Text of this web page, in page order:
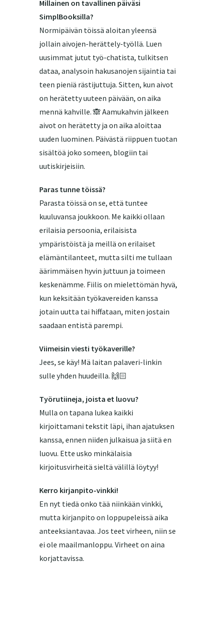
Millainen on tavallinen päiväsi
SimplBooksilla?
Normipäivän töissä aloitan yleensä
jollain aivojen-herättely-työllä. Luen
uusimmat jutut työ-chatista, tulkitsen
dataa, analysoin hakusanojen sijaintia tai
teen pieniä rästijuttuja. Sitten, kun aivot
on herätetty uuteen päivään, on aika
mennä kahville. 🙈 Aamukahvin jälkeen
aivot on herätetty ja on aika aloittaa
uuden luominen. Päivästä riippuen tuotan
sisältöä joko someen, blogiin tai
uutiskirjeisiin.
Paras tunne töissä?
Parasta töissä on se, että tuntee
kuuluvansa joukkoon. Me kaikki ollaan
erilaisia persoonia, erilaisista
ympäristöistä ja meillä on erilaiset
elämäntilanteet, mutta silti me tullaan
äärimmäisen hyvin juttuun ja toimeen
keskenämme. Fiilis on mielettömän hyvä,
kun keksitään työkavereiden kanssa
jotain uutta tai hiffataan, miten jostain
saadaan entistä parempi.
Viimeisin viesti työkaverille?
Jees, se käy! Mä laitan palaveri-linkin
sulle yhden huudeilla. 🙌🏻
Työrutiineja, joista et luovu?
Mulla on tapana lukea kaikki
kirjoittamani tekstit läpi, ihan ajatuksen
kanssa, ennen niiden julkaisua ja siitä en
luovu. Ette usko minkälaisia
kirjoitusvirheitä sieltä välillä löytyy!
Kerro kirjanpito-vinkki!
En nyt tiedä onko tää niinkään vinkki,
mutta kirjanpito on loppupeleissä aika
anteeksiantavaa. Jos teet virheen, niin se
ei ole maailmanloppu. Virheet on aina
korjattavissa.